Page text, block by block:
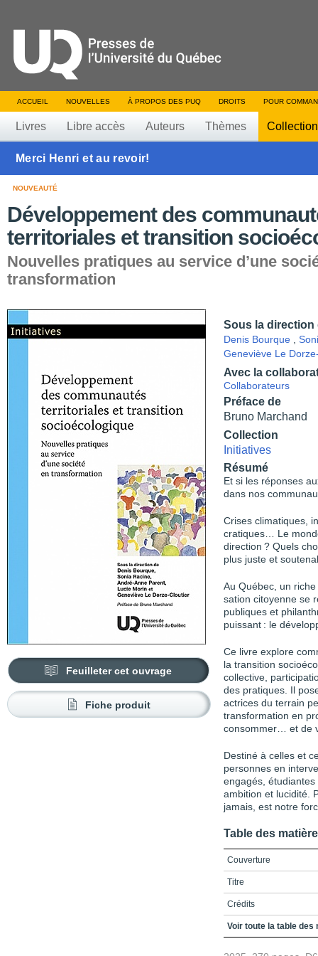
ACCUEIL NOUVELLES À PROPOS DES PUQ DROITS POUR
Livres Libre accès Auteurs Thèmes
Merci Henri et au revoir!
NOUVEAUTÉ
Développement des
territoriales et transition
Nouvelles pratiques au service d’une
transformation
Feuilleter cet ouvrage
Fiche produit
Sous la direction
Denis Bourque
Geneviève Le
Avec la
Collaborateurs
Préface de
Bruno Marchand
Collection
Initiatives
Résumé
Et si les réponses
dans nos
Crises climatiques,
cratiques… Le
direction ? Quels
plus juste et
Au Québec, un
sation citoyenne se
publiques et
puissant : le
Ce livre explore
la transition
collective,
des pratiques. Il
actrices du terrain
transformation en
consommer… et de
Destiné à celles et
personnes en
engagés, étudiantes
ambition et lucidité.
jamais, est notre
Table des
Couverture
Titre
Crédits
Préface – Bruno
Voir toute la table des